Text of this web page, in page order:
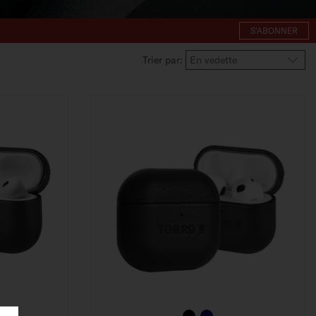
S'ABONNER
Trier par: